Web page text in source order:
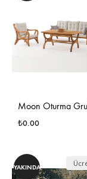
Moon Oturma
₺0.00
YAKINDA